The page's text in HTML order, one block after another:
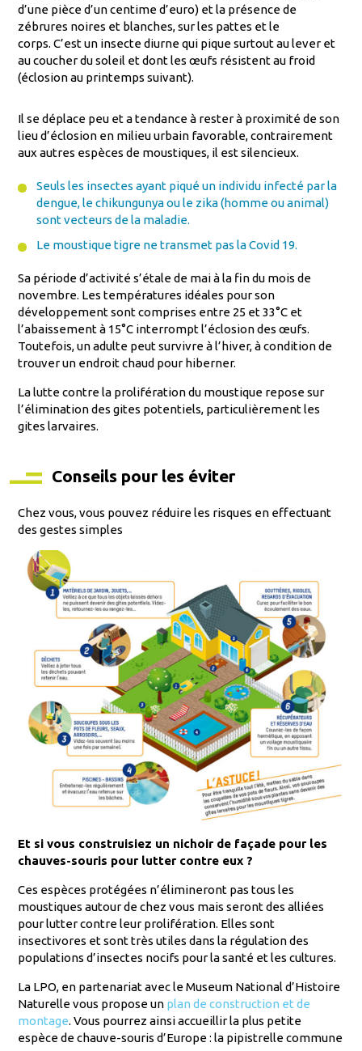
d’une pièce d’un centime d’euro) et la présence de
zébrures noires et blanches, sur les pattes et le
corps. C’est un insecte diurne qui pique surtout au lever et
au coucher du soleil et dont les œufs résistent au froid
(éclosion au printemps suivant).
Il se déplace peu et a tendance à rester à proximité de son
lieu d’éclosion en milieu urbain favorable, contrairement
aux autres espèces de moustiques, il est silencieux.
Seuls les insectes ayant piqué un individu infecté par la
dengue, le chikungunya ou le zika (homme ou animal)
sont vecteurs de la maladie.
Le moustique tigre ne transmet pas la Covid 19.
Sa période d’activité s’étale de mai à la fin du mois de
novembre. Les températures idéales pour son
développement sont comprises entre 25 et 33°C et
l’abaissement à 15°C interrompt l’éclosion des œufs.
Toutefois, un adulte peut survivre à l’hiver, à condition de
trouver un endroit chaud pour hiberner.
La lutte contre la prolifération du moustique repose sur
l’élimination des gites potentiels, particulièrement les
gites larvaires.
Conseils pour les éviter
Chez vous, vous pouvez réduire les risques en effectuant
des gestes simples
Et si vous construisiez un nichoir de façade pour les
chauves-souris pour lutter contre eux ?
Ces espèces protégées n’élimineront pas tous les
moustiques autour de chez vous mais seront des alliées
pour lutter contre leur prolifération. Elles sont
insectivores et sont très utiles dans la régulation des
populations d’insectes nocifs pour la santé et les cultures.
La LPO, en partenariat avec le Museum National d’Histoire
Naturelle vous propose un plan de construction et de
montage. Vous pourrez ainsi accueillir la plus petite
espèce de chauve-souris d’Europe : la pipistrelle commune